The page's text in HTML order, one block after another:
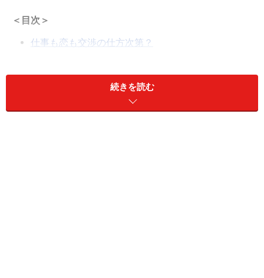
＜目次＞
仕事も恋も交渉の仕方次第？
交渉は相手との人間関係に左右される
初めて会った人に好感を持たれる話し方
続きを読む